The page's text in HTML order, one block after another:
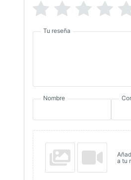
Tu reseña
Nombre
a tu